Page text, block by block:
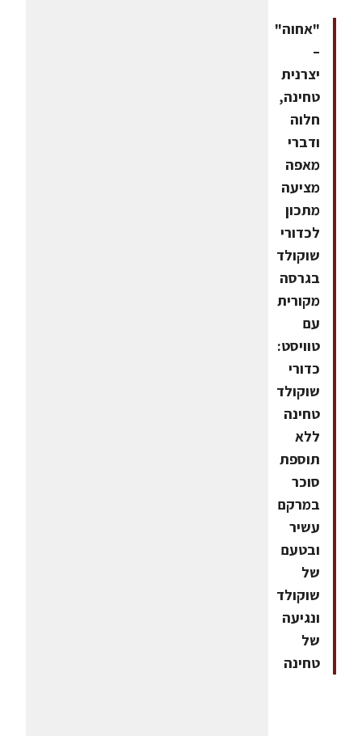
"אחוה"
–
יצרנית
טחינה,
חלוה
ודברי
מאפה
מציעה
מתכון
לכדורי
שוקולד
בגרסה
מקורית
עם
טוויסט:
כדורי
שוקולד
טחינה
ללא
תוספת
סוכר
במרקם
עשיר
ובטעם
של
שוקולד
ונגיעה
של
טחינה